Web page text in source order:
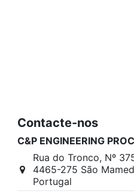
Contacte-nos
C&P ENGINEERING
Rua do Tronco, Nº
4465-275 São
Portugal